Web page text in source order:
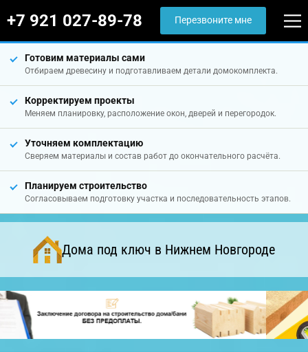
+7 921 027-89-78 Перезвоните мне
Готовим материалы сами
Отбираем древесину и подготавливаем детали домокомплекта.
Корректируем проекты
Меняем планировку, расположение окон, дверей и перегородок.
Уточняем комплектацию
Сверяем материалы и состав работ до окончательного расчёта.
Планируем строительство
Согласовываем подготовку участка и последовательность этапов.
Дома под ключ в Нижнем Новгороде